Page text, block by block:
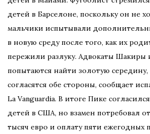
детей в Барселоне, поскольку он не
мальчики испытывали
в новую среду после того, как их
пережили разлуку. Адвокаты Шакиры
попытаются найти золотую
согласятся обе стороны, сообщает
La Vanguardia. В итоге Пике
детей в США, но взамен потребовал
тысяч евро и оплату пяти ежегодных